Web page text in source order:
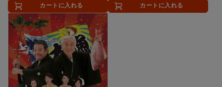
カートに入れる
カートに入れる